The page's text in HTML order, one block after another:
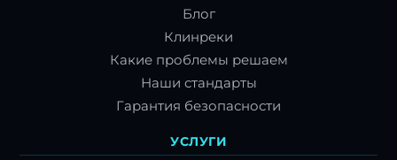
Блог
Клинреки
Какие проблемы решаем
Наши стандарты
Гарантия безопасности
УСЛУГИ